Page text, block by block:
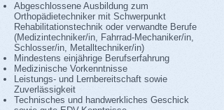
Abgeschlossene Ausbildung zum
Orthopädietechniker mit Schwerpunkt
Rehabilitationstechnik oder verwandte Berufe
(Medizintechniker/in, Fahrrad-Mechaniker/in,
Schlosser/in, Metalltechniker/in)
Mindestens einjährige Berufserfahrung
Medizinische Vorkenntnisse
Leistungs- und Lernbereitschaft sowie
Zuverlässigkeit
Technisches und handwerkliches Geschick